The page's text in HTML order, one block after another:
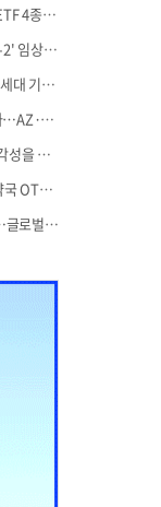
여의도가 담은 바이오…액티브 ETF 4종의 선택은
메지온 "폰탄치료제 미국 'FUEL-2' 임상 프로토콜 영국 승인"
황반변성 치료제 '세대교체'…차세대 기전 경쟁 본격화
'4000억달러 메가딜' 현실화되나…AZ·BMS 합병설에 글로벌 제약업계 촉각
잠을 ‘강제로 재우는’ 시대에서 ‘각성을 낮추는’ 시대로
한약사회 "복지부, 한약사 개설약국 OTC 공급 방해 더는 방관 말아야"
인벤티지랩, 미국임상 2상 추진…글로벌 팁스 통해 정부 지원 60억원 확보